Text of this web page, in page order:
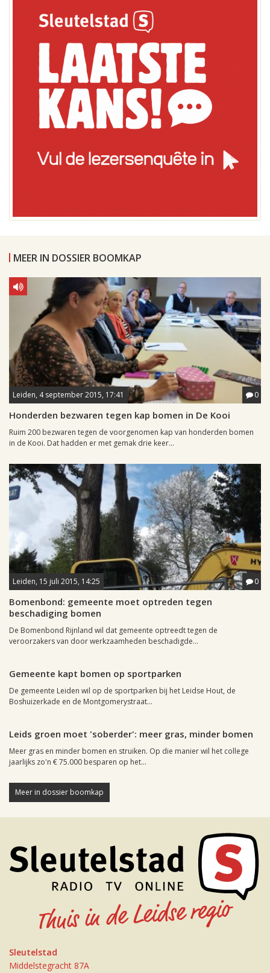
MEER IN DOSSIER BOOMKAP
Leiden, 4 september 2015, 17:41 0
Honderden bezwaren tegen kap bomen in De Kooi
Ruim 200 bezwaren tegen de voorgenomen kap van honderden bomen
in de Kooi. Dat hadden er met gemak drie keer...
Leiden, 15 juli 2015, 14:25 0
Bomenbond: gemeente moet optreden tegen
beschadiging bomen
De Bomenbond Rijnland wil dat gemeente optreedt tegen de
veroorzakers van door werkzaamheden beschadigde...
Gemeente kapt bomen op sportparken
De gemeente Leiden wil op de sportparken bij het Leidse Hout, de
Boshuizerkade en de Montgomerystraat...
Leids groen moet 'soberder': meer gras, minder bomen
Meer gras en minder bomen en struiken. Op die manier wil het college
jaarlijks zo'n € 75.000 besparen op het...
Meer in dossier boomkap
Sleutelstad
Middelstegracht 87A